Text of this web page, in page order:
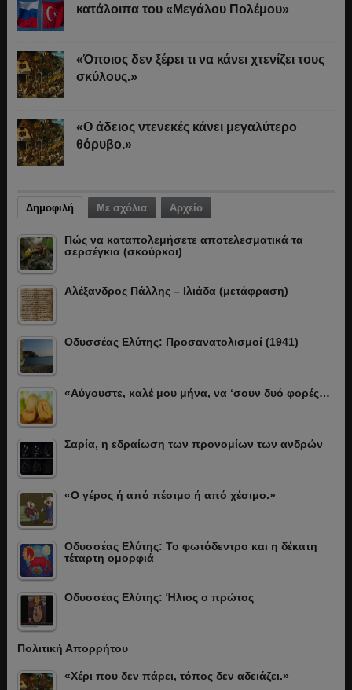
κατάλοιπα του «Μεγάλου Πολέμου»
«Όποιος δεν ξέρει τι να κάνει χτενίζει τους
σκύλους.»
«Ο άδειος ντενεκές κάνει μεγαλύτερο
θόρυβο.»
Δημοφιλή Με σχόλια Αρχείο
Πώς να καταπολεμήσετε αποτελεσματικά τα
σερσέγκια (σκούρκοι)
Αλέξανδρος Πάλλης – Ιλιάδα (μετάφραση)
Οδυσσέας Ελύτης: Προσανατολισμοί (1941)
«Αύγουστε, καλέ μου μήνα, να ‘σουν δυό φορές…
Σαρία, η εδραίωση των προνομίων των ανδρών
«Ο γέρος ή από πέσιμο ή από χέσιμο.»
Οδυσσέας Ελύτης: Το φωτόδεντρο και η δέκατη
τέταρτη ομορφιά
Οδυσσέας Ελύτης: Ήλιος ο πρώτος
Πολιτική Απορρήτου
«Χέρι που δεν πάρει, τόπος δεν αδειάζει.»